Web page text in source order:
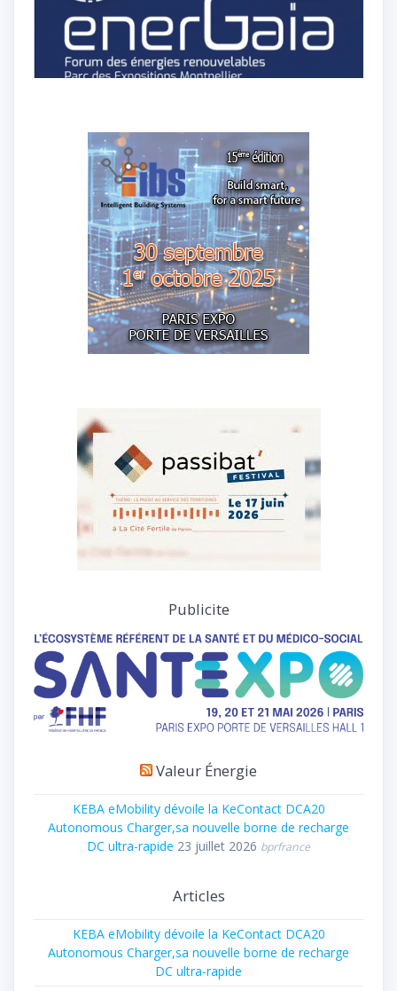
Publicite
Valeur Énergie
KEBA eMobility dévoile la KeContact DCA20
Autonomous Charger,sa nouvelle borne de recharge
DC ultra-rapide 23 juillet 2026 bprfrance
Articles
KEBA eMobility dévoile la KeContact DCA20
Autonomous Charger,sa nouvelle borne de recharge
DC ultra-rapide